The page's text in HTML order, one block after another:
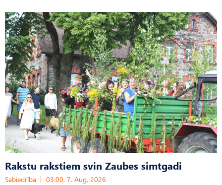
Rakstu rakstiem svin Zaubes simtgadi
Sabiedrība 03:00, 7. Aug, 2026